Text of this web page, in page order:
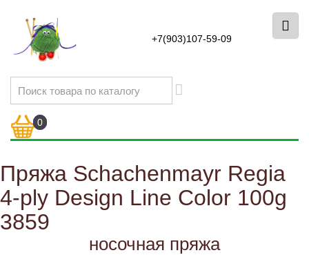
+7(903)107-59-09
0
Пряжа Schachenmayr Regia
4-ply Design Line Color 100g
3859
носочная пряжа